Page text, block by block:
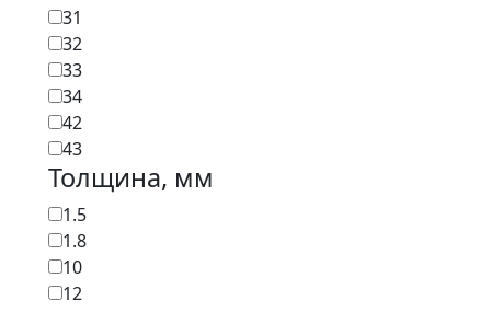
31
32
33
34
42
43
Толщина, мм
1.5
1.8
10
12